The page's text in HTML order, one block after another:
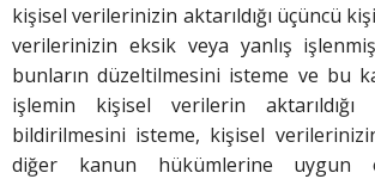
kişisel verilerinizin aktarıldığı üçüncü
verilerinizin eksik veya yanlış
bunların düzeltilmesini isteme ve bu
işlemin kişisel verilerin aktarıldığı
bildirilmesini isteme, kişisel
diğer kanun hükümlerine uygun